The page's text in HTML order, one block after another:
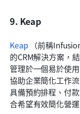
9. Keap
Keap
（前稱
的CRM解決方案，
管理於一個易於使
協助企業簡化工作
具備預約排程、付
合希望有效簡化營